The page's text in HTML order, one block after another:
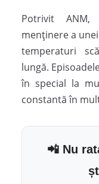
Potrivit
menținere a
temperaturi
lungă.
în special la
constantă în
📲 Nu